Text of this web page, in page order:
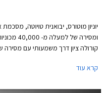
קרא עוד